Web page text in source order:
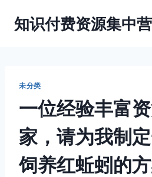
知识付费资源集中营
未分类
一位经验丰富
家，请为我制
饲养红蚯蚓的